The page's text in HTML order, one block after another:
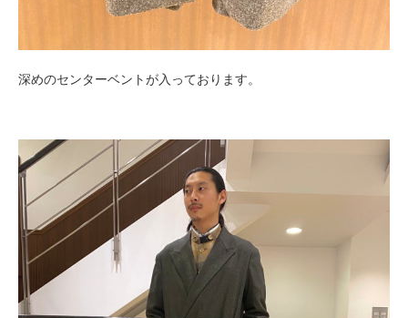
深めのセンターベントが入っております。